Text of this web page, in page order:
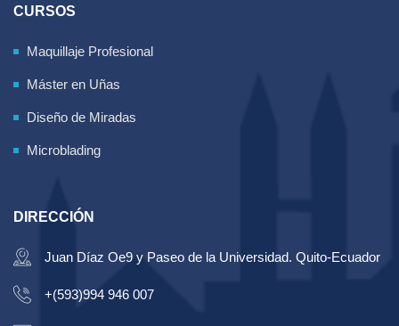
CURSOS
Maquillaje Profesional
Máster en Uñas
Diseño de Miradas
Microblading
DIRECCIÓN
Juan Díaz Oe9 y Paseo de la Universidad. Quito-Ecuador
+(593)994 946 007